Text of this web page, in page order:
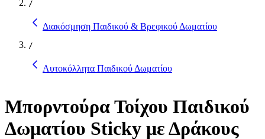
/
Διακόσμηση Παιδικού & Βρεφικού Δωματίου
/
Αυτοκόλλητα Παιδικού Δωματίου
Μπορντούρα Τοίχου Παιδικού
Δωματίου Sticky με Δράκους